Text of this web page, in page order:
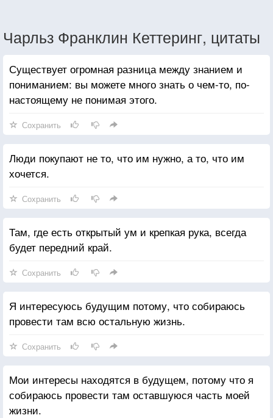
Чарльз Франклин Кеттеринг, цитаты
Существует огромная разница между знанием и
пониманием: вы можете много знать о чем-то, по-
настоящему не понимая этого.
Сохранить
Люди покупают не то, что им нужно, а то, что им
хочется.
Сохранить
Там, где есть открытый ум и крепкая рука, всегда
будет передний край.
Сохранить
Я интересуюсь будущим потому, что собираюсь
провести там всю остальную жизнь.
Сохранить
Мои интересы находятся в будущем, потому что я
собираюсь провести там оставшуюся часть моей
жизни.